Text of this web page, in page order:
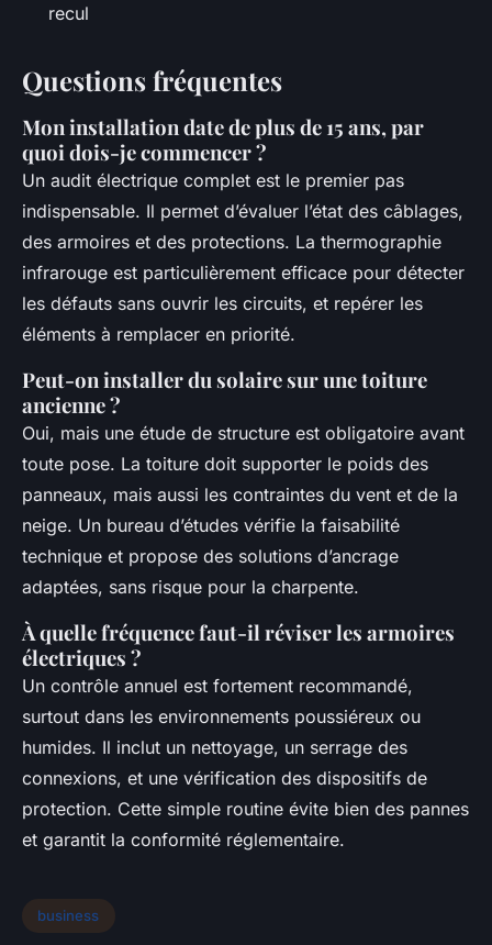
recul
Questions fréquentes
Mon installation date de plus de 15 ans, par
quoi dois-je commencer ?
Un audit électrique complet est le premier pas
indispensable. Il permet d’évaluer l’état des câblages,
des armoires et des protections. La thermographie
infrarouge est particulièrement efficace pour détecter
les défauts sans ouvrir les circuits, et repérer les
éléments à remplacer en priorité.
Peut-on installer du solaire sur une toiture
ancienne ?
Oui, mais une étude de structure est obligatoire avant
toute pose. La toiture doit supporter le poids des
panneaux, mais aussi les contraintes du vent et de la
neige. Un bureau d’études vérifie la faisabilité
technique et propose des solutions d’ancrage
adaptées, sans risque pour la charpente.
À quelle fréquence faut-il réviser les armoires
électriques ?
Un contrôle annuel est fortement recommandé,
surtout dans les environnements poussiéreux ou
humides. Il inclut un nettoyage, un serrage des
connexions, et une vérification des dispositifs de
protection. Cette simple routine évite bien des pannes
et garantit la conformité réglementaire.
business